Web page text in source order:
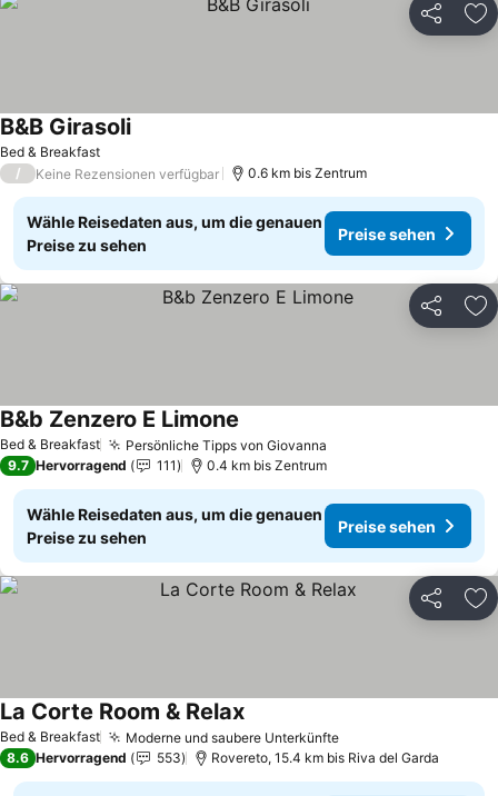
Teilen
Bed & Breakfast
B&B GirasoliPreise sehen
/ Keine Rezensionen verfügbar 0.6 km bis Zentrum
Wähle Reisedaten aus, um die genauen
Preise zu sehen
Preise sehen
Teilen
Bed & Breakfast Persönliche Tipps von Giovanna
B&b Zenzero E Limone
9.7 Hervorragend 111 0.4 km bis Zentrum
Wähle Reisedaten aus, um die genauen
Preise zu sehen
Preise sehen
Teilen
Bed & Breakfast Moderne und saubere UnterkünftePreise sehen
La Corte Room & RelaxPreise sehen
8.6 Hervorragend 553 Rovereto, 15.4 km bis Riva del Garda